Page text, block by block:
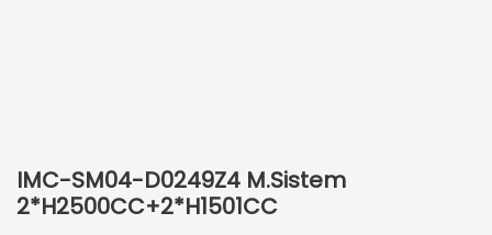
IMC-SM04-D0249Z4 M.Sistem
2*H2500CC+2*H1501CC